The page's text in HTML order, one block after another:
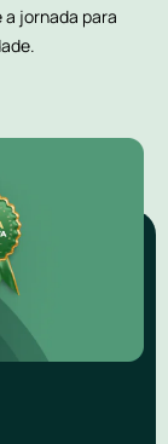
a jornada para